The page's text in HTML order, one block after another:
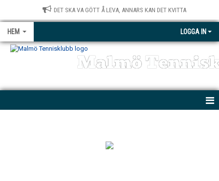
DET SKA VA GÖTT Å LEVA, ANNARS KAN DET KVITTA
HEM LOGGA IN
Malmö